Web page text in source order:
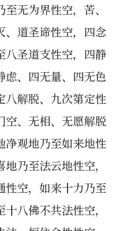
无为界性空，苦、
、道圣谛性空，四念
八圣道支性空，四静
虑、四无量、四无色
八解脱、九次第定性
空、无相、无愿解脱
净观地乃至如来地性
乃至法云地性空，
性空，如来十力乃至
八佛不共法性空，